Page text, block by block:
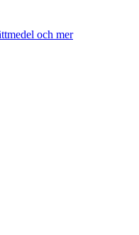
och mer